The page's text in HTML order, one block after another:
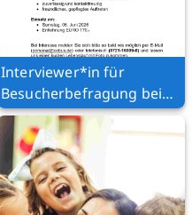
Interviewer*in für
Besucherbefragung beim
Tag der Bundeswehr in
Eckernförde